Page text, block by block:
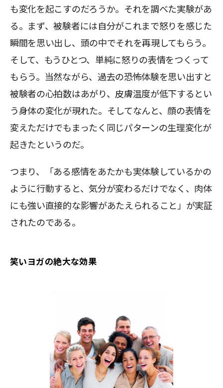
も変化を起こすのだろうか。それを調べた実験があ
る。まず、被験者には自分がこれまで怒りを感じた
瞬間を思い出し、頭の中でそれを再現してもらう。
そして、もうひとつ、単純に怒りの表情をつくって
もらう。当然ながら、過去の恐怖体験を思い出すと
被験者の心拍数はあがり、皮膚温度が低下するとい
う身体の変化が現れた。そしてなんと、顔の表情を
変えただけでもまったく同じパターンの生理変化が
起きたというのだ。
つまり、「ある感情をあたかも実体験しているかの
ように行動すると、気分が変わるだけでなく、肉体
にも強い直接的な影響があたえられること」が実証
されたのである。
笑いヨガの絶大な効果